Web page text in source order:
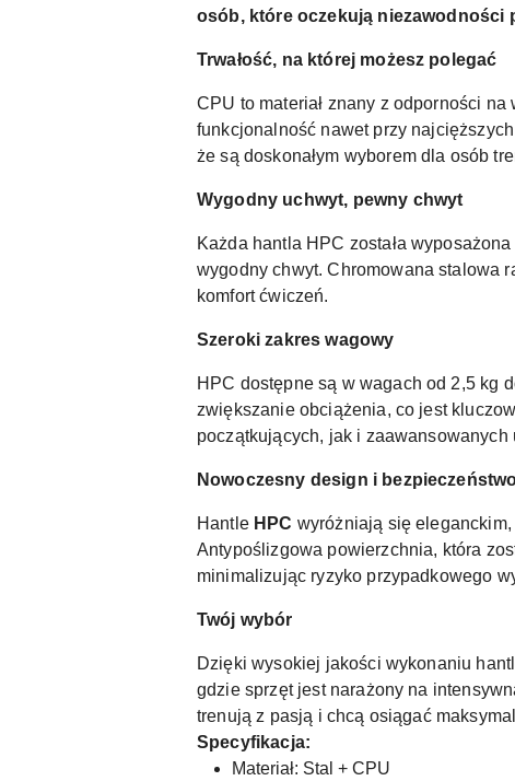
osób, które oczekują niezawodności
Trwałość, na której możesz polegać
CPU to materiał znany z odporności
funkcjonalność nawet przy
że są doskonałym wyborem dla osób
Wygodny uchwyt, pewny chwyt
Każda hantla HPC została
wygodny chwyt. Chromowana stalowa
komfort ćwiczeń.
Szeroki zakres wagowy
HPC dostępne są w wagach od 2,5 kg
zwiększanie obciążenia, co jest
początkujących, jak i zaawansowanych
Nowoczesny design i
Hantle HPC wyróżniają się
Antypoślizgowa powierzchnia, która
minimalizując ryzyko przypadkowego
Twój wybór
Dzięki wysokiej jakości wykonaniu
gdzie sprzęt jest narażony na
trenują z pasją i chcą osiągać
Specyfikacja:
Materiał: Stal + CPU